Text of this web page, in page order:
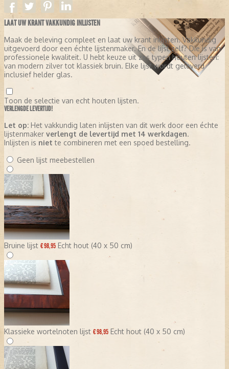
LAAT UW KRANT VAKKUNDIG INLIJSTEN
Maak de beleving compleet en laat uw krant inlijsten. Vakkundig
uitgevoerd door een échte lijstenmaker. En de lijst zelf? Die is van
professionele kwaliteit. U hebt keuze uit zes typen houten lijsten:
van modern zilver tot klassiek bruin. Elke lijst wordt geleverd
inclusief helder glas.
Toon de selectie van echt houten lijsten.
VERLENGDE LEVERTIJD!
Let op: Het vakkundig laten inlijsten van dit werk door een échte
lijstenmaker verlengt de levertijd met 14 werkdagen.
Inlijsten is niet te combineren met een spoed bestelling.
Geen lijst meebestellen
Bruine lijst € 98,95 Echt hout (40 x 50 cm)
Klassieke wortelnoten lijst € 98,95 Echt hout (40 x 50 cm)